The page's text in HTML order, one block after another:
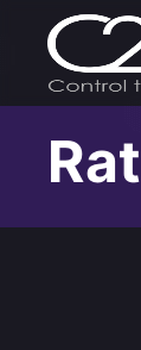
Skip to main